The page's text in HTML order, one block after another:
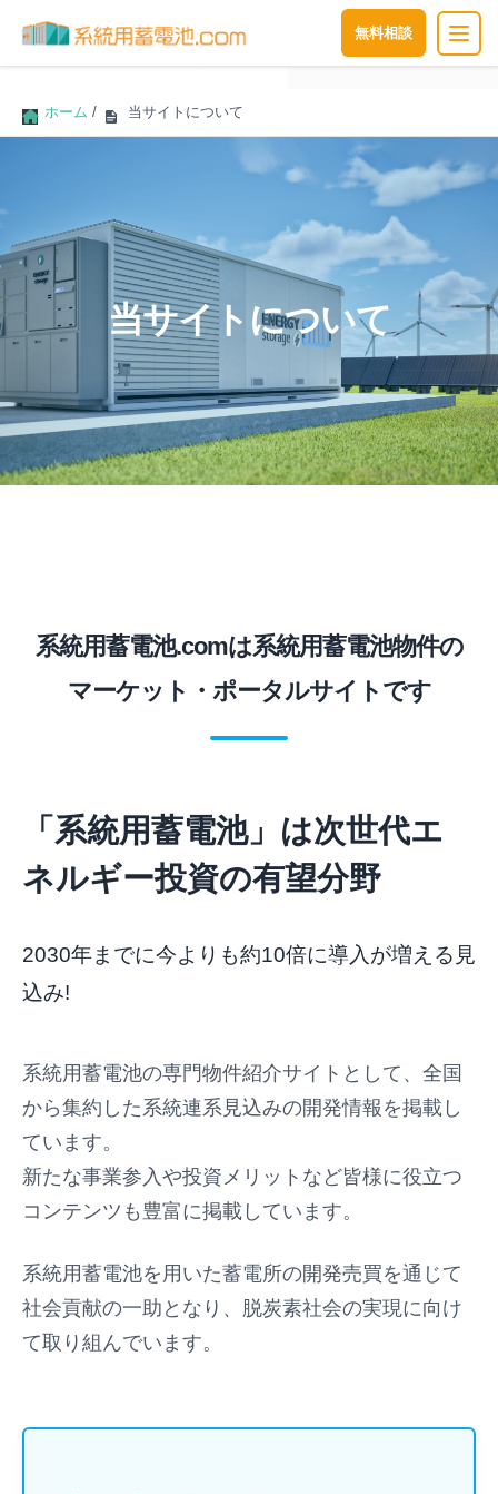
無料相談
ホーム / 当サイトについて
当サイトについて
系統用蓄電池.comは系統用蓄電池物件の
マーケット・ポータルサイトです
「系統用蓄電池」は次世代エ
ネルギー投資の有望分野
2030年までに今よりも約10倍に導入が増える見
込み!
系統用蓄電池の専門物件紹介サイトとして、全国
から集約した系統連系見込みの開発情報を掲載し
ています。
新たな事業参入や投資メリットなど皆様に役立つ
コンテンツも豊富に掲載しています。
系統用蓄電池を用いた蓄電所の開発売買を通じて
社会貢献の一助となり、脱炭素社会の実現に向け
て取り組んでいます。